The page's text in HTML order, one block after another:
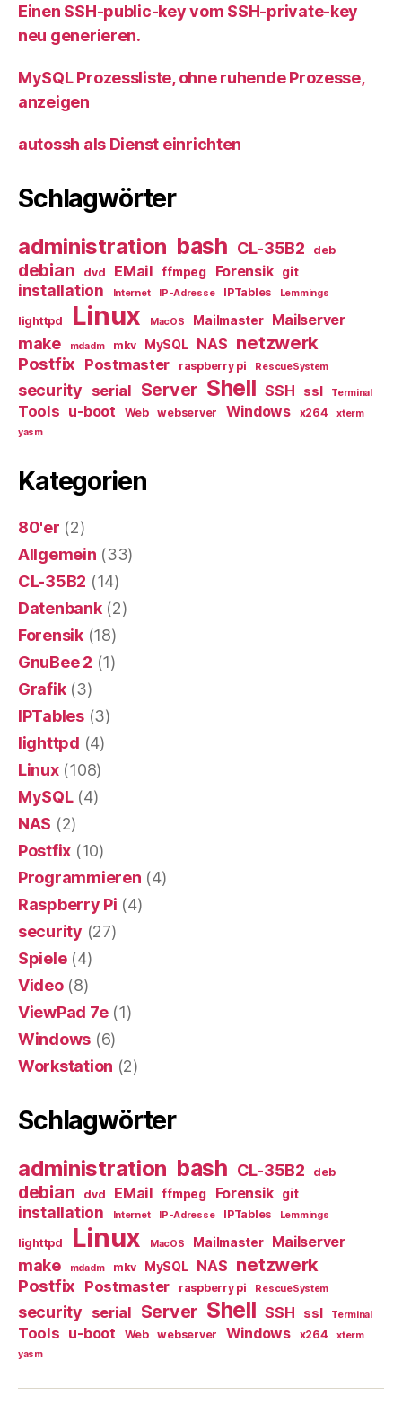
Einen SSH-public-key vom SSH-private-key
neu generieren.
MySQL Prozessliste, ohne ruhende Prozesse,
anzeigen
autossh als Dienst einrichten
Schlagwörter
administration bash CL-35B2 deb
debian dvd EMail ffmpeg Forensik git
installation Internet IP-Adresse IPTables Lemmings
lighttpd Linux MacOS Mailmaster Mailserver
make mdadm mkv MySQL NAS netzwerk
Postfix Postmaster raspberry pi RescueSystem
security serial Server Shell SSH ssl Terminal
Tools u-boot Web webserver Windows x264
xterm
yasm
Kategorien
80'er (2)
Allgemein (33)
CL-35B2 (14)
Datenbank(2)
Forensik(18)
GnuBee 2 (1)
Grafik(3)
IPTables(3)
lighttpd (4)
Linux(108)
MySQL(4)
NAS (2)
Postfix (10)
Programmieren (4)
Raspberry Pi (4)
security (27)
Spiele(4)
Video(8)
ViewPad 7e(1)
Windows (6)
Workstation (2)
Schlagwörter
administration bash CL-35B2 deb
debian dvd EMail ffmpeg Forensik git
installation Internet IP-Adresse IPTables Lemmings
lighttpd Linux MacOS Mailmaster Mailserver
make mdadm mkv MySQL NAS netzwerk
Postfix Postmaster raspberry pi RescueSystem
security serial Server Shell SSH ssl Terminal
Tools u-boot Web webserver Windows x264
xterm
yasm